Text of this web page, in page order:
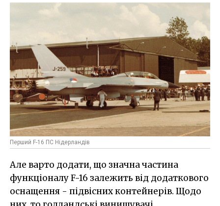
Перший F-16 ПС Нідерландів
Але варто додати, що значна частина
функціоналу F-16 залежить від додаткового
оснащення - підвісних контейнерів. Щодо